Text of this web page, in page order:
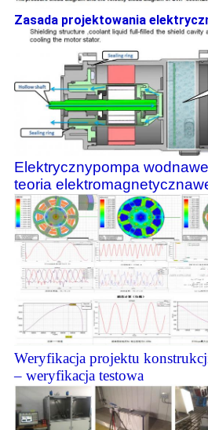
Zasada projektowania
Elektrycznypompa wodna
teoria elektromagnetyczna
Weryfikacja projektu
– weryfikacja testowa